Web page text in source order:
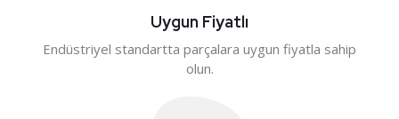
Uygun Fiyatlı
Endüstriyel standartta parçalara uygun fiyatla sahip
olun.